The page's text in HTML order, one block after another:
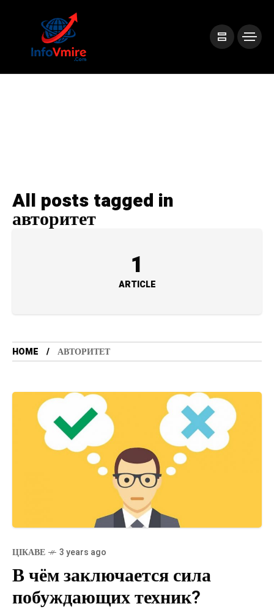
All posts tagged in
авторитет
1
ARTICLE
HOME АВТОРИТЕТ
ЦІКАВЕ 3 years ago
В чём заключается сила
побуждающих техник?